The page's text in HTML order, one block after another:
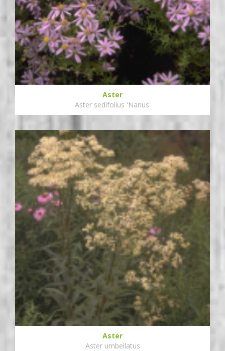
Aster
Aster sedifolius 'Nanus'
Aster
Aster umbellatus